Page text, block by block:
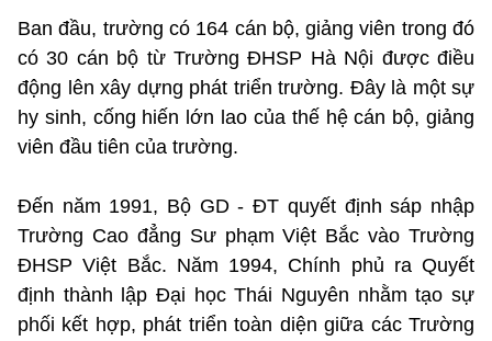
Ban đầu, trường có 164 cán bộ, giảng viên trong đó
có 30 cán bộ từ Trường ĐHSP Hà Nội được điều
động lên xây dựng phát triển trường. Đây là một sự
hy sinh, cống hiến lớn lao của thế hệ cán bộ, giảng
viên đầu tiên của trường.
Đến năm 1991, Bộ GD - ĐT quyết định sáp nhập
Trường Cao đẳng Sư phạm Việt Bắc vào Trường
ĐHSP Việt Bắc. Năm 1994, Chính phủ ra Quyết
định thành lập Đại học Thái Nguyên nhằm tạo sự
phối kết hợp, phát triển toàn diện giữa các Trường